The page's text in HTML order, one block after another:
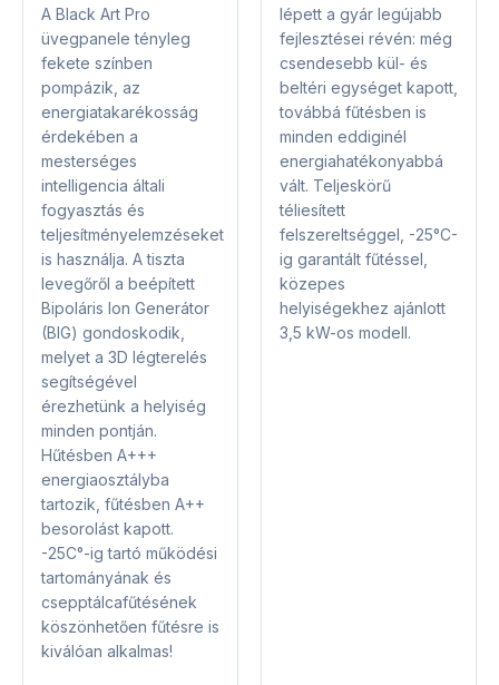
A Black Art Pro
üvegpanele tényleg
fekete színben
pompázik, az
energiatakarékosság
érdekében a
mesterséges
intelligencia általi
fogyasztás és
teljesítményelemzéseket
is használja. A tiszta
levegőről a beépített
Bipoláris Ion Generátor
(BIG) gondoskodik,
melyet a 3D légterelés
segítségével
érezhetünk a helyiség
minden pontján.
Hűtésben A+++
energiaosztályba
tartozik, fűtésben A++
besorolást kapott.
-25C°-ig tartó működési
tartományának és
csepptálcafűtésének
köszönhetően fűtésre is
kiválóan alkalmas!
lépett a gyár legújabb
fejlesztései révén: még
csendesebb kül- és
beltéri egységet kapott,
továbbá fűtésben is
minden eddiginél
energiahatékonyabbá
vált. Teljeskörű
téliesített
felszereltséggel, -25°C-
ig garantált fűtéssel,
közepes
helyiségekhez ajánlott
3,5 kW-os modell.